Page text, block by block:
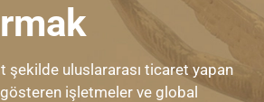
uluslararası ticaret yapan
işletmeler ve global